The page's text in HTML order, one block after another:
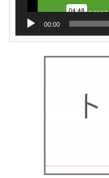
00:00